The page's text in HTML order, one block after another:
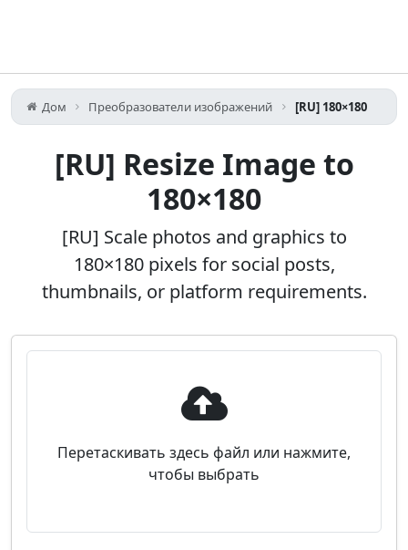
Дом Преобразователи изображений [RU] 180×180
[RU] Resize Image to
180×180
[RU] Scale photos and graphics to
180×180 pixels for social posts,
thumbnails, or platform requirements.
Перетаскивать здесь файл или нажмите,
чтобы выбрать